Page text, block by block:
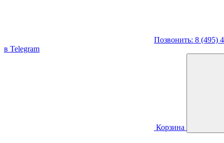
Позвонить: 8 (495)
в Telegram
Корзина